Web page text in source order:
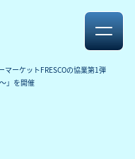
ーケットFRESCOの協業第1弾
」を開催